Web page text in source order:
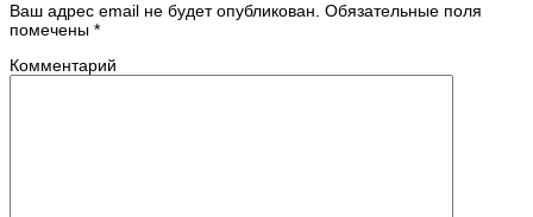
Ваш адрес email не будет опубликован. Обязательные поля
помечены *
Комментарий